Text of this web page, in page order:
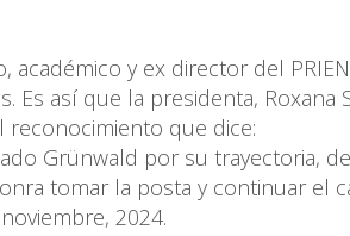
y ex director del
Es así que la presidenta, Roxana
que dice:
Grünwald por su trayectoria,
tomar la posta y continuar el
2024.